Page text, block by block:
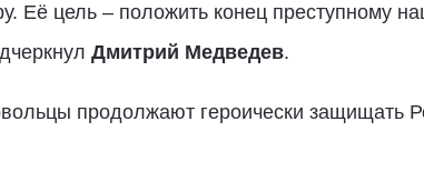
Её цель – положить конец преступному
Дмитрий Медведев.
продолжают героически защищать